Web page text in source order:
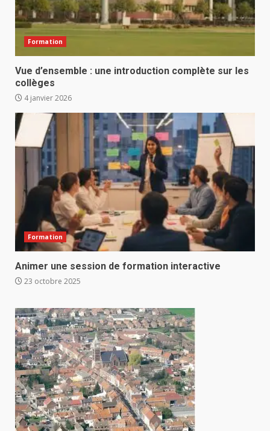
Formation
Vue d’ensemble : une introduction complète sur les
collèges
4 janvier 2026
Formation
Animer une session de formation interactive
23 octobre 2025